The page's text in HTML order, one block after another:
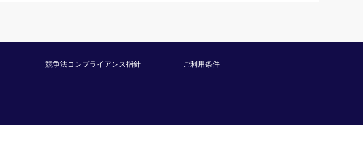
競争法コンプライアンス指針 ご利用条件